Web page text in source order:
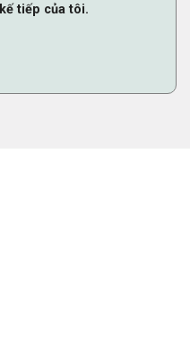
tiếp của tôi.